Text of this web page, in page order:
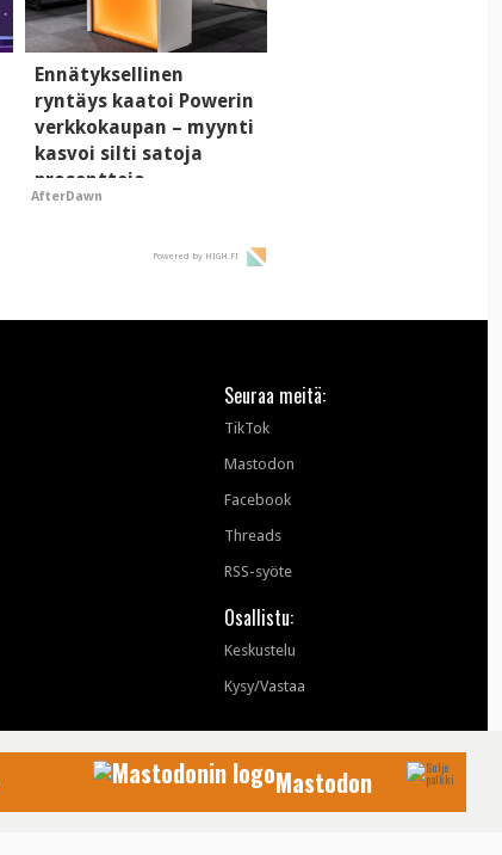
Ennätyksellinen
ryntäys kaatoi Powerin
verkkokaupan – myynti
kasvoi silti satoja
prosentteja
AfterDawn
Powered by HIGH.FI
Seuraa meitä:
TikTok
Mastodon
Facebook
Threads
RSS-syöte
Osallistu:
Keskustelu
Kysy/Vastaa
Mastodon